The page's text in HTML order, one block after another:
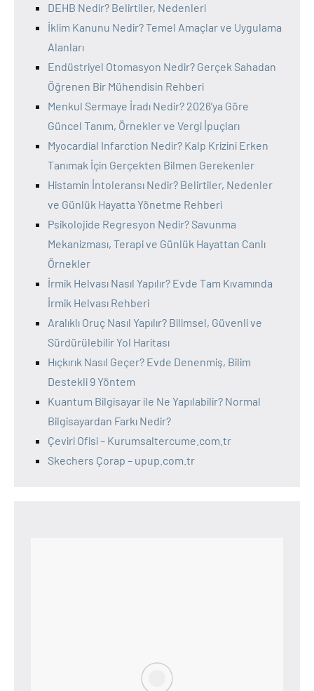
DEHB Nedir? Belirtiler, Nedenleri
İklim Kanunu Nedir? Temel Amaçlar ve Uygulama
Alanları
Endüstriyel Otomasyon Nedir? Gerçek Sahadan
Öğrenen Bir Mühendisin Rehberi
Menkul Sermaye İradı Nedir? 2026’ya Göre
Güncel Tanım, Örnekler ve Vergi İpuçları
Myocardial Infarction Nedir? Kalp Krizini Erken
Tanımak İçin Gerçekten Bilmen Gerekenler
Histamin İntoleransı Nedir? Belirtiler, Nedenler
ve Günlük Hayatta Yönetme Rehberi
Psikolojide Regresyon Nedir? Savunma
Mekanizması, Terapi ve Günlük Hayattan Canlı
Örnekler
İrmik Helvası Nasıl Yapılır? Evde Tam Kıvamında
İrmik Helvası Rehberi
Aralıklı Oruç Nasıl Yapılır? Bilimsel, Güvenli ve
Sürdürülebilir Yol Haritası
Hıçkırık Nasıl Geçer? Evde Denenmiş, Bilim
Destekli 9 Yöntem
Kuantum Bilgisayar ile Ne Yapılabilir? Normal
Bilgisayardan Farkı Nedir?
Çeviri Ofisi – Kurumsaltercume.com.tr
Skechers Çorap – upup.com.tr